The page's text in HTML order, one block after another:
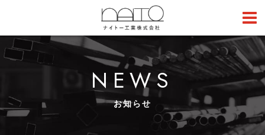
NEWS
お知らせ